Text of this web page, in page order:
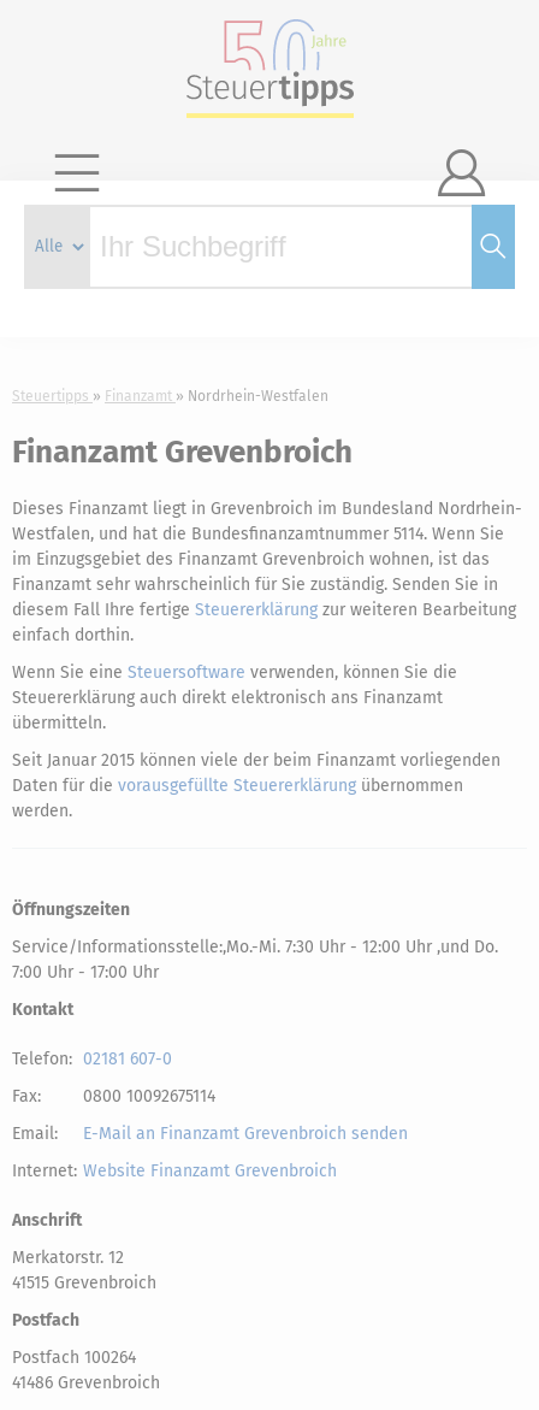

Steuertipps Finanzamt Nordrhein-Westfalen
Finanzamt Grevenbroich
Dieses Finanzamt liegt in Grevenbroich im Bundesland Nordrhein-
Westfalen, und hat die Bundesfinanzamtnummer 5114. Wenn Sie
im Einzugsgebiet des Finanzamt Grevenbroich wohnen, ist das
Finanzamt sehr wahrscheinlich für Sie zuständig. Senden Sie in
diesem Fall Ihre fertige Steuererklärung zur weiteren Bearbeitung
einfach dorthin.
Wenn Sie eine Steuersoftware verwenden, können Sie die
Steuererklärung auch direkt elektronisch ans Finanzamt
übermitteln.
Seit Januar 2015 können viele der beim Finanzamt vorliegenden
Daten für die vorausgefüllte Steuererklärung übernommen
werden.
Öffnungszeiten
Service/Informationsstelle:,Mo.-Mi. 7:30 Uhr - 12:00 Uhr ,und Do.
7:00 Uhr - 17:00 Uhr
Kontakt
Telefon: 02181 607-0
Fax:
0800 10092675114
Email:
E-Mail an Finanzamt Grevenbroich senden
Internet: Website Finanzamt Grevenbroich
Anschrift
Merkatorstr. 12
41515 Grevenbroich
Postfach
Postfach 100264
41486 Grevenbroich